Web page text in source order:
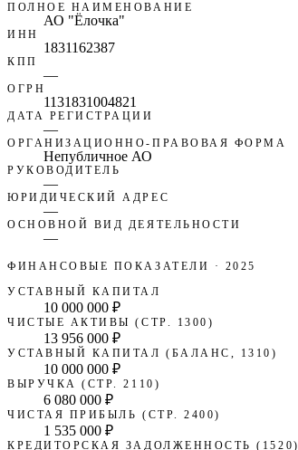
ПОЛНОЕ НАИМЕНОВАНИЕ
АО "Ёлочка"
ИНН
1831162387
КПП
—
ОГРН
1131831004821
ДАТА РЕГИСТРАЦИИ
—
ОРГАНИЗАЦИОННО-ПРАВОВАЯ ФОРМА
Непубличное АО
РУКОВОДИТЕЛЬ
—
ЮРИДИЧЕСКИЙ АДРЕС
—
ОСНОВНОЙ ВИД ДЕЯТЕЛЬНОСТИ
—
ФИНАНСОВЫЕ ПОКАЗАТЕЛИ · 2025
УСТАВНЫЙ КАПИТАЛ
10 000 000 ₽
ЧИСТЫЕ АКТИВЫ (СТР. 1300)
13 956 000 ₽
УСТАВНЫЙ КАПИТАЛ (БАЛАНС, 1310)
10 000 000 ₽
ВЫРУЧКА (СТР. 2110)
6 080 000 ₽
ЧИСТАЯ ПРИБЫЛЬ (СТР. 2400)
1 535 000 ₽
КРЕДИТОРСКАЯ ЗАДОЛЖЕННОСТЬ (1520)